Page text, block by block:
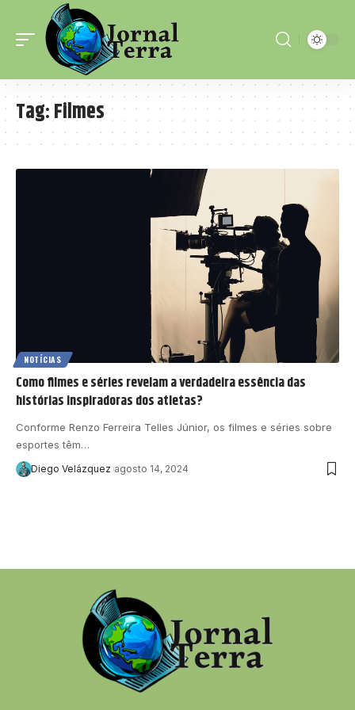
Tag:Filmes
NOTÍCIAS
Como filmes e séries revelam a verdadeira essência das
histórias inspiradoras dos atletas?
Conforme Renzo Ferreira Telles Júnior, os filmes e séries sobre
esportes têm…
Diego Velázquez agosto 14, 2024